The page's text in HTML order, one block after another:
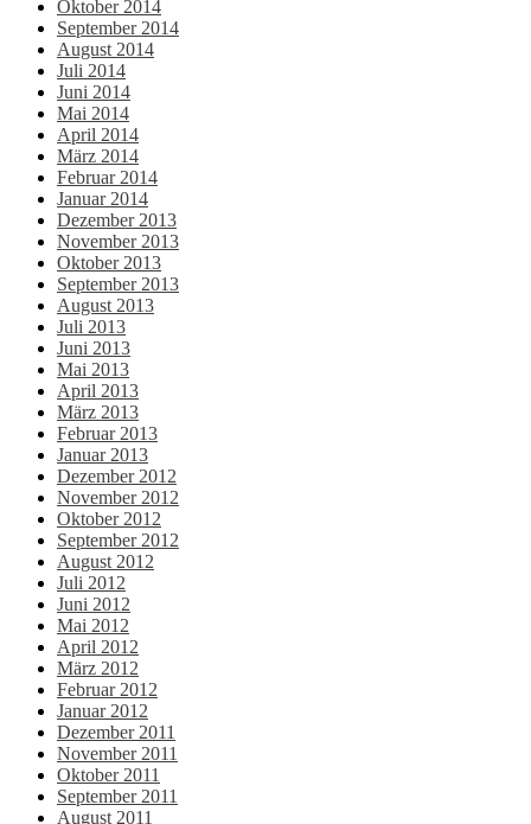
Oktober 2014
September 2014
August 2014
Juli 2014
Juni 2014
Mai 2014
April 2014
März 2014
Februar 2014
Januar 2014
Dezember 2013
November 2013
Oktober 2013
September 2013
August 2013
Juli 2013
Juni 2013
Mai 2013
April 2013
März 2013
Februar 2013
Januar 2013
Dezember 2012
November 2012
Oktober 2012
September 2012
August 2012
Juli 2012
Juni 2012
Mai 2012
April 2012
März 2012
Februar 2012
Januar 2012
Dezember 2011
November 2011
Oktober 2011
September 2011
August 2011